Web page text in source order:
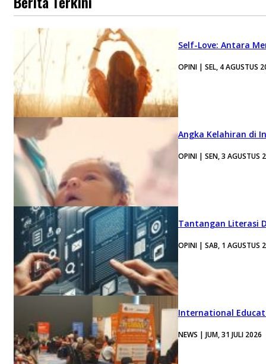
Self-Love: Antara
OPINI | SEL, 4 AGUSTUS
Angka Kelahiran di
OPINI | SEN, 3 AGUSTUS
Tantangan Literasi
OPINI | SAB, 1 AGUSTUS
International
NEWS | JUM, 31 JULI 2026